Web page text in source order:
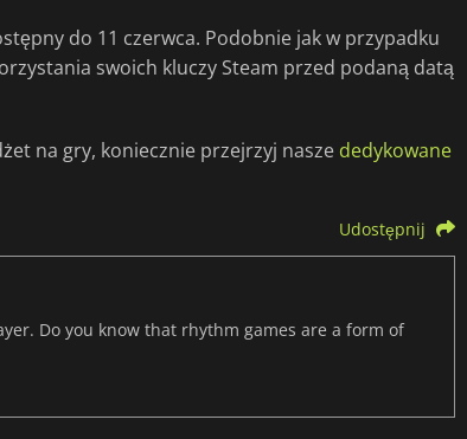
do 11 czerwca. Podobnie jak w przypadku
swoich kluczy Steam przed podaną datą
na gry, koniecznie przejrzyj nasze dedykowane
Udostępnij
Do you know that rhythm games are a form of